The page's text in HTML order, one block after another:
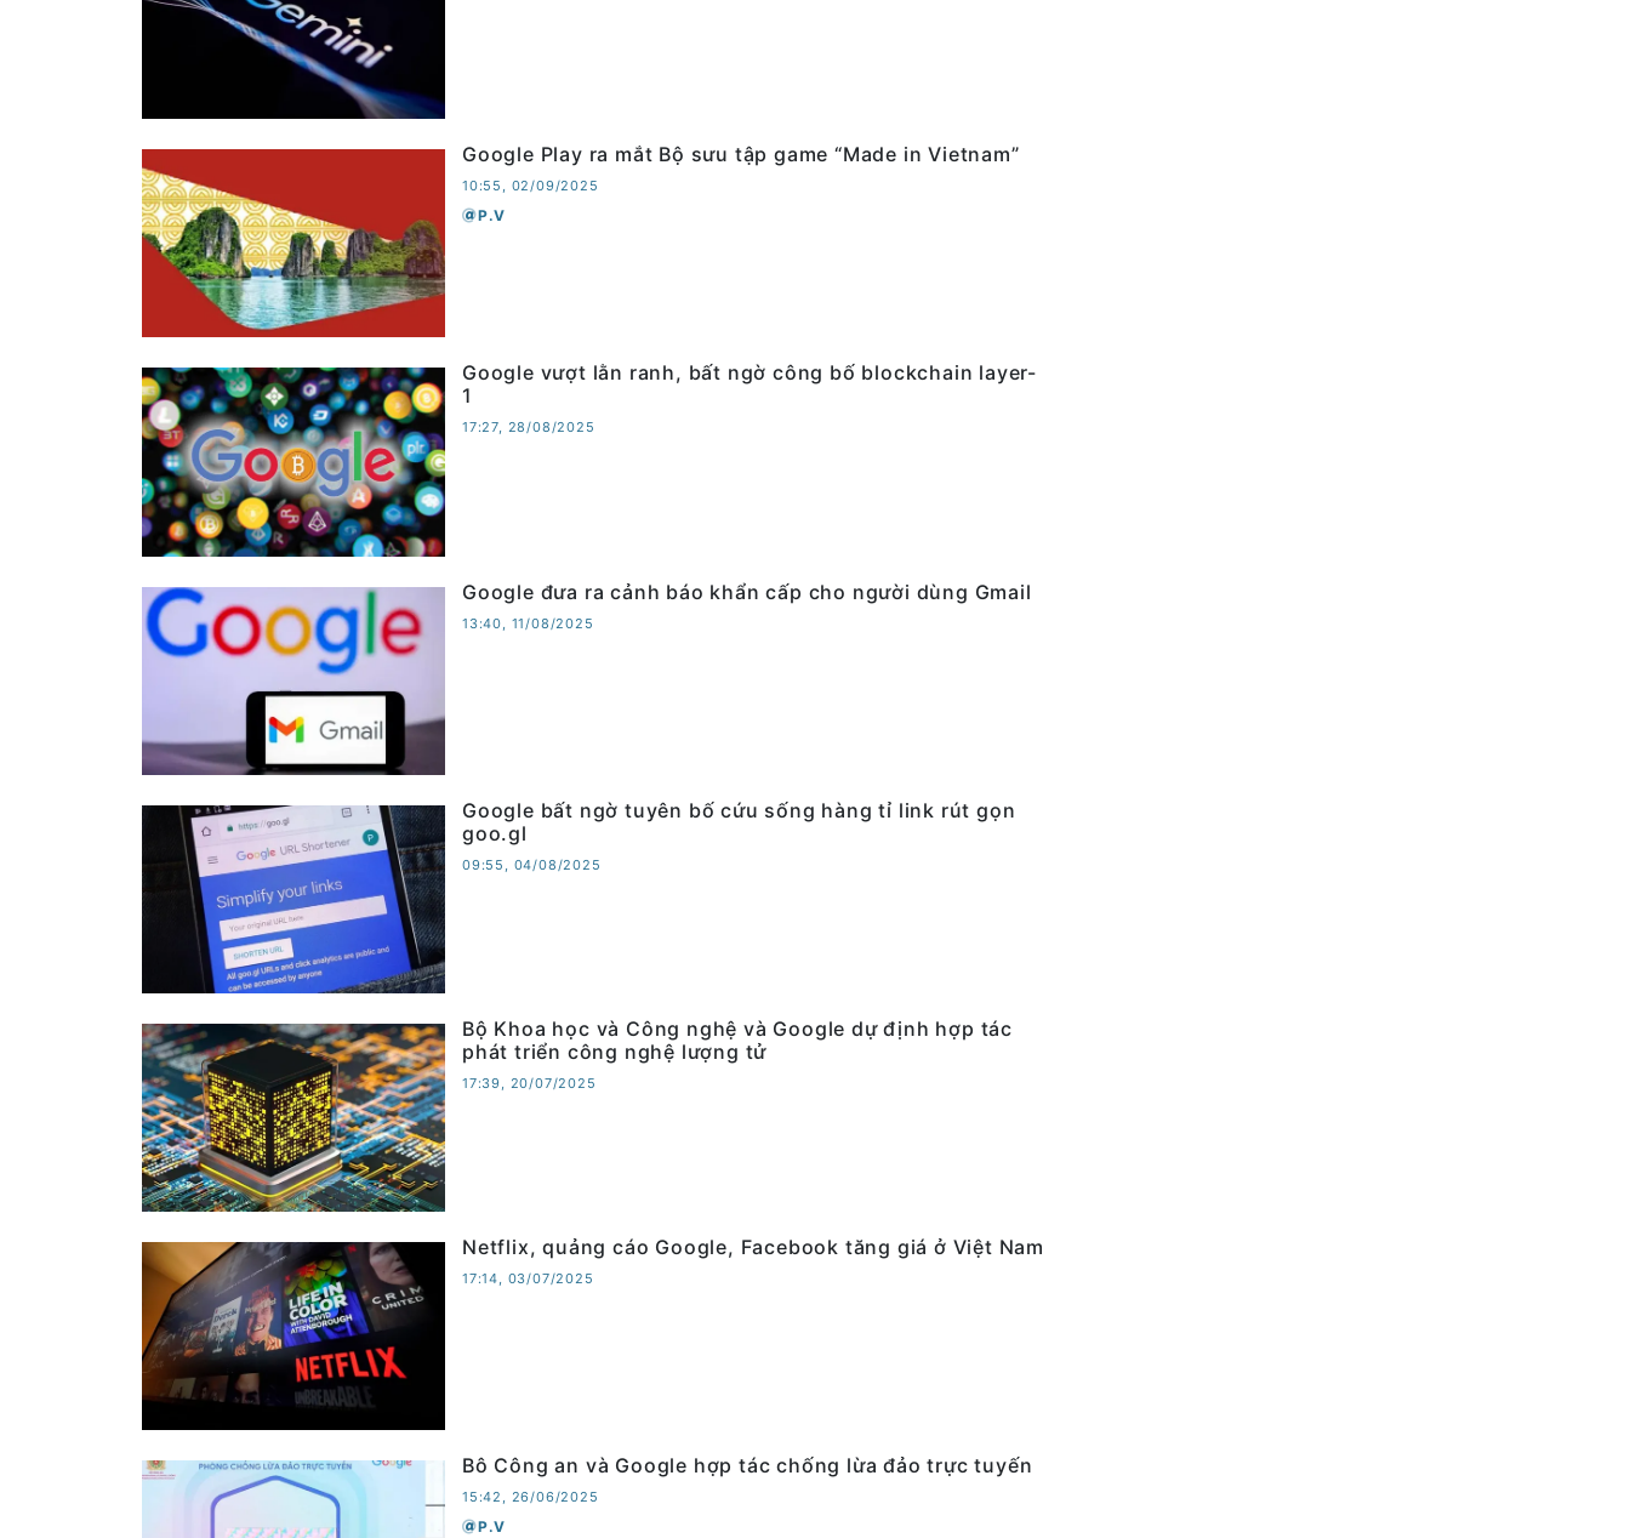
Google Play ra mắt Bộ sưu tập game “Made in Vietnam”
10:55, 02/09/2025
P.V
Google vượt lằn ranh, bất ngờ công bố blockchain layer-
1
17:27, 28/08/2025
Google đưa ra cảnh báo khẩn cấp cho người dùng Gmail
13:40, 11/08/2025
Google bất ngờ tuyên bố cứu sống hàng tỉ link rút gọn
goo.gl
09:55, 04/08/2025
Bộ Khoa học và Công nghệ và Google dự định hợp tác
phát triển công nghệ lượng tử
17:39, 20/07/2025
Netflix, quảng cáo Google, Facebook tăng giá ở Việt Nam
17:14, 03/07/2025
Bô Công an và Google hợp tác chống lừa đảo trực tuyến
15:42, 26/06/2025
P.V